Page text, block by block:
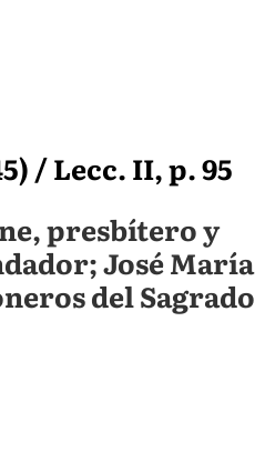
/ Lecc. II, p. 95
presbítero y
José María
del Sagrado